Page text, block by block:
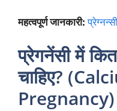
महत्वपूर्ण जानकारी:
प्रेगनेंसी में
चाहिए?
Pregnancy)